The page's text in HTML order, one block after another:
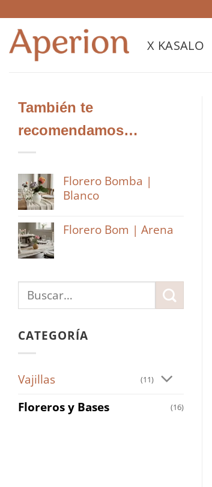
contenido
X KASALO
También te
recomendamos…
Florero Bomba |
Blanco
Florero Bom | Arena
Buscar
por:
CATEGORÍA
Vajillas (11)
Floreros y Bases (16)